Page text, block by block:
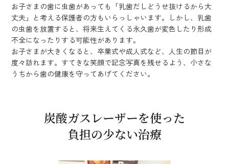
お子さまの歯に虫歯があっても「乳歯だしどうせ抜けるから大
丈夫」と考える保護者の方もいらっしゃいます。しかし、乳歯
の虫歯を放置すると、将来生えてくる永久歯が変色したり形成
不全になったりする可能性があります。
お子さまが大きくなると、卒業式や成人式など、人生の節目が
度々訪れます。すてきな笑顔で記念写真を残せるよう、小さな
うちから歯の健康を守ってあげてください。
炭酸ガスレーザーを使った
負担の少ない治療